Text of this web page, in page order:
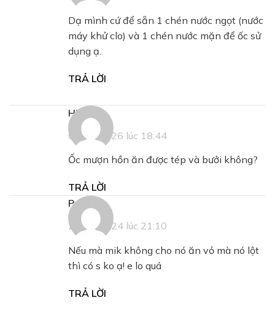
Dạ mình cứ để sẵn 1 chén nước ngọt (nước
máy khử clo) và 1 chén nước mặn để ốc sử
dụng ạ.
TRẢ LỜI
Hix
viết:
07/01/2026 lúc 18:44
Ốc mượn hồn ăn được tép và bưởi không?
TRẢ LỜI
p.d
viết:
26/12/2024 lúc 21:10
Nếu mà mik không cho nó ăn vỏ mà nó lột
thì có s ko ạ! e lo quá
TRẢ LỜI